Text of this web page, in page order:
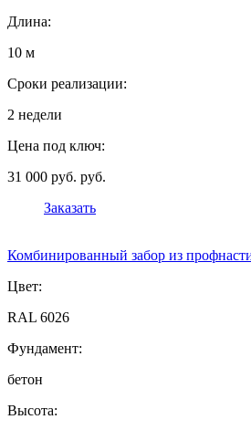
Длина:
10 м
Сроки реализации:
2 недели
Цена под ключ:
31 000 руб. руб.
Заказать
Комбинированный забор из
Цвет:
RAL 6026
Фундамент:
бетон
Высота: